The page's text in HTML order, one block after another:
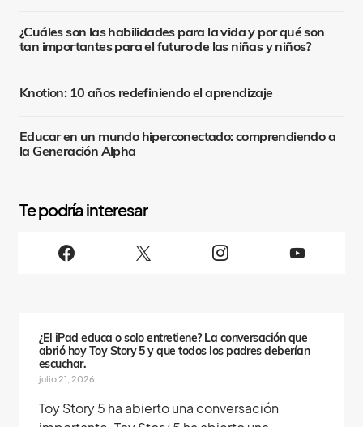
¿Cuáles son las habilidades para la vida y por qué son
tan importantes para el futuro de las niñas y niños?
Knotion: 10 años redefiniendo el aprendizaje
Educar en un mundo hiperconectado: comprendiendo a
la Generación Alpha
S
¿El iPad educa o solo entretiene? La conversación que
abrió hoy Toy Story 5 y que todos los padres deberían
escuchar.
julio 21, 2026
Toy Story 5 ha abierto una conversación